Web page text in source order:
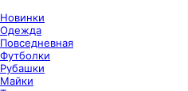
Новинки
Одежда
Повседневная
Футболки
Рубашки
Майки